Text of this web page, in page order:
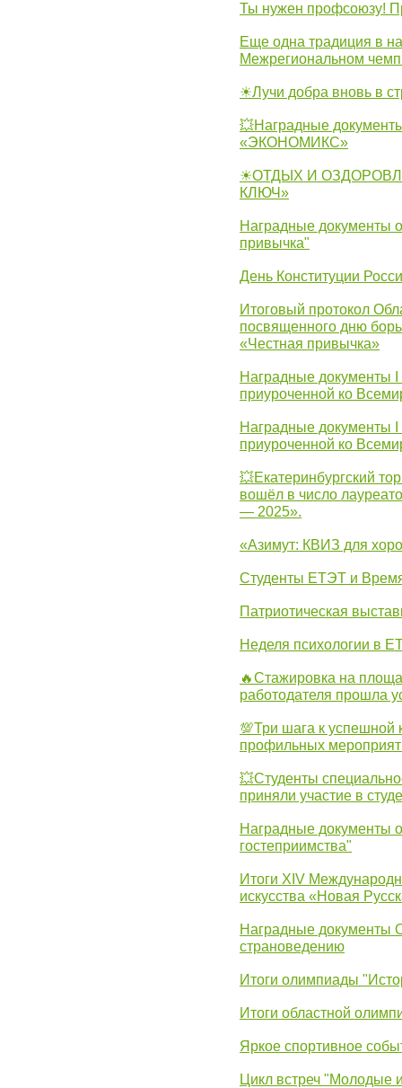
Ты нужен профсоюзу!
Еще одна традиция в
Межрегиональном
☀Лучи добра вновь в
💥Наградные
«ЭКОНОМИКС»
☀ОТДЫХ И
КЛЮЧ»
Наградные документы
привычка"
День Конституции
Итоговый протокол
посвященного дню
«Честная привычка»
Наградные документы
приуроченной ко
Наградные документы
приуроченной ко
💥Екатеринбургский
вошёл в число
— 2025».
«Азимут: КВИЗ для
Студенты ЕТЭТ и
Патриотическая
Неделя психологии в
🔥Стажировка на
работодателя прошла
💯Три шага к успешной
профильных
💥Студенты
приняли участие в
Наградные документы
гостеприимства"
Итоги XIV
искусства «Новая
Наградные документы
страноведению
Итоги олимпиады
Итоги областной
Яркое спортивное
Цикл встреч "Молодые